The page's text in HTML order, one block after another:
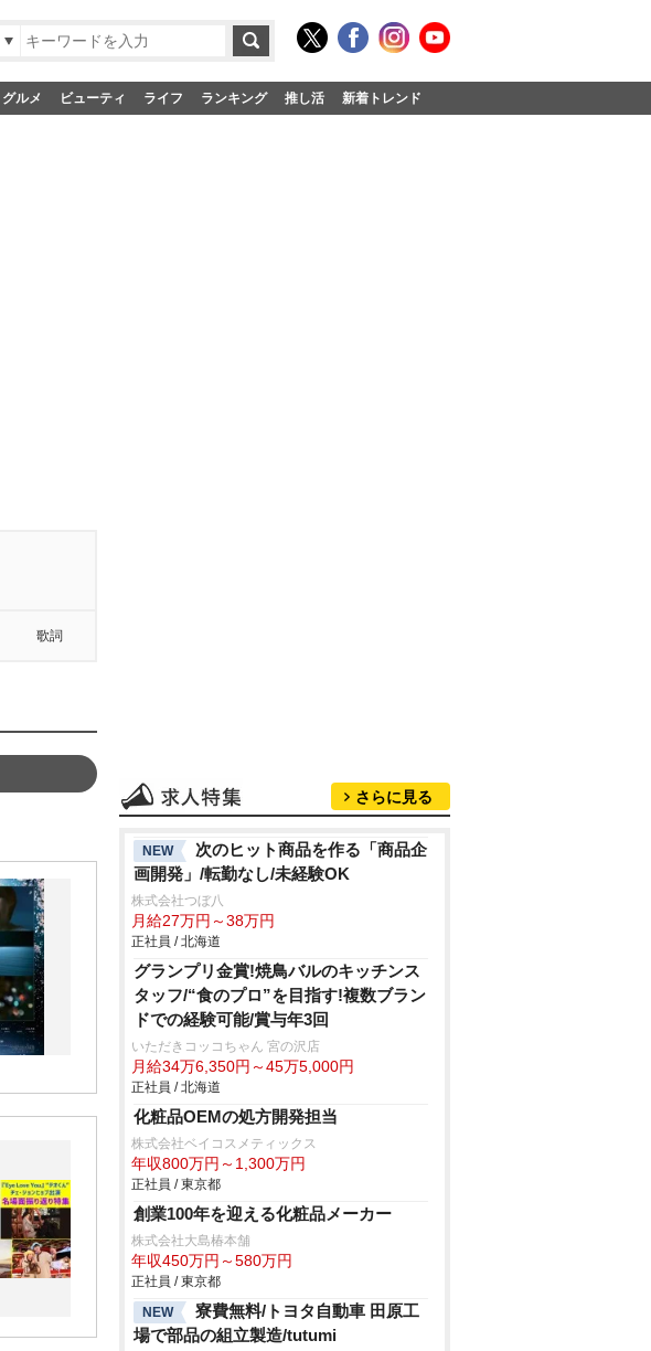
グルメ ビューティ ライフ ランキング 推し活 新着トレンド
歌詞
さらに見る
NEW
次のヒット商品を作る「商品企
画開発」/転勤なし/未経験OK
株式会社つぼ八
月給27万円～38万円
正社員 / 北海道
グランプリ金賞!焼鳥バルのキッチンス
タッフ/“食のプロ”を目指す!複数ブラン
ドでの経験可能/賞与年3回
いただきコッコちゃん 宮の沢店
月給34万6,350円～45万5,000円
正社員 / 北海道
化粧品OEMの処方開発担当
株式会社ベイコスメティックス
年収800万円～1,300万円
正社員 / 東京都
創業100年を迎える化粧品メーカー
株式会社大島椿本舗
年収450万円～580万円
正社員 / 東京都
NEW
寮費無料/トヨタ自動車 田原工
場で部品の組立製造/tutumi